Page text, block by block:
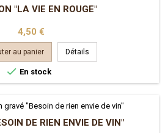
"LA VIE EN ROUGE"
Prix
4,50 €
au panier Détails
 En stock
DE RIEN ENVIE DE VIN"